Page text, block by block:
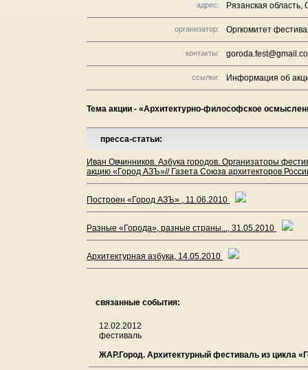
адрес: Рязанская область,
организатор: Оргкомитет
контакты:
ссылки: Информация об
Тема акции - «Архитектурно-философское
пресса-статьи:
Иван Овчинников. Азбука городов. Организаторы
акцию «Город АЗЪ»// Газета Союза архитекторов
Построен «Город АЗЪ» , 11.06.2010
Разные «Города», разные страны..., 31.05.2010
Архитектурная азбука, 14.05.2010
связанные события:
12.02.2012
фестиваль
ЖАР.Город. Архитектурный фестиваль из цикла